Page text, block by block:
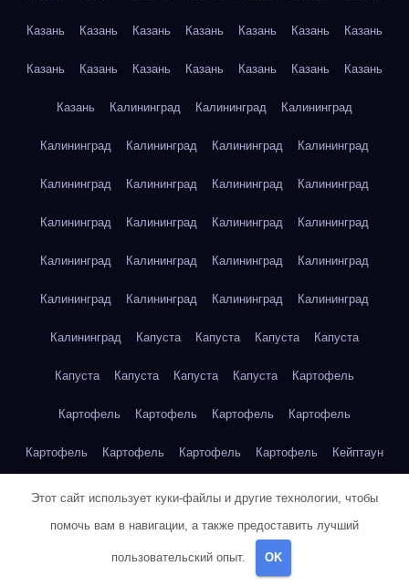
Казань Казань Казань Казань Казань Казань Казань
Казань Казань Казань Казань Казань Казань Казань
Казань Калининград Калининград Калининград
Калининград Калининград Калининград Калининград
Калининград Калининград Калининград Калининград
Калининград Калининград Калининград Калининград
Калининград Калининград Калининград Калининград
Калининград Калининград Калининград Калининград
Калининград Капуста Капуста Капуста Капуста
Капуста Капуста Капуста Капуста Картофель
Картофель Картофель Картофель Картофель
Картофель Картофель Картофель Картофель Кейптаун
Кейптаун Кейптаун
Кейптаун Кейптаун Кейптаун Кейптаун Кейптаун
Этот сайт использует куки-файлы и другие технологии, чтобы
помочь вам в навигации, а также предоставить лучший
пользовательский опыт. OK